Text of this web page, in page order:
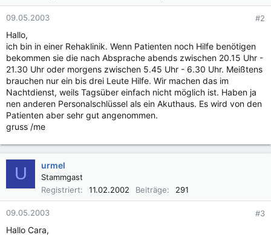
09.05.2003 #2
Hallo,
ich bin in einer Rehaklinik. Wenn Patienten noch Hilfe benötigen
bekommen sie die nach Absprache abends zwischen 20.15 Uhr -
21.30 Uhr oder morgens zwischen 5.45 Uhr - 6.30 Uhr. Meißtens
brauchen nur ein bis drei Leute Hilfe. Wir machen das im
Nachtdienst, weils Tagsüber einfach nicht möglich ist. Haben ja
nen anderen Personalschlüssel als ein Akuthaus. Es wird von den
Patienten aber sehr gut angenommen.
gruss /me
U urmel
Stammgast
Registriert
11.02.2002 Beiträge 291
09.05.2003 #3
Hallo Cara,